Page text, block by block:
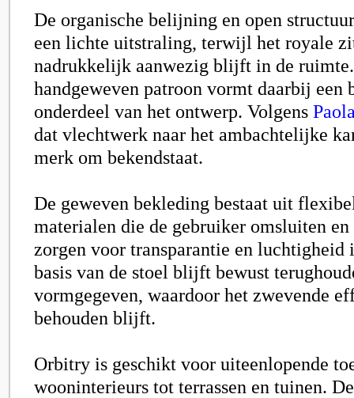
De organische belijning en open
een lichte uitstraling, terwijl het royale
nadrukkelijk aanwezig blijft in de
handgeweven patroon vormt daarbij een
onderdeel van het ontwerp. Volgens
dat vlechtwerk naar het ambachtelijke
merk om bekendstaat.
De geweven bekleding bestaat uit
materialen die de gebruiker omsluiten
zorgen voor transparantie en luchtigheid
basis van de stoel blijft bewust
vormgegeven, waardoor het zwevende
behouden blijft.
Orbitry is geschikt voor uiteenlopende
wooninterieurs tot terrassen en tuinen.